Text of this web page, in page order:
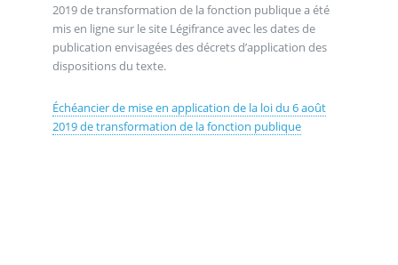
2019 de transformation de la fonction publique a été
mis en ligne sur le site Légifrance avec les dates de
publication envisagées des décrets d’application des
dispositions du texte.
Échéancier de mise en application de la loi du 6 août
2019 de transformation de la fonction publique